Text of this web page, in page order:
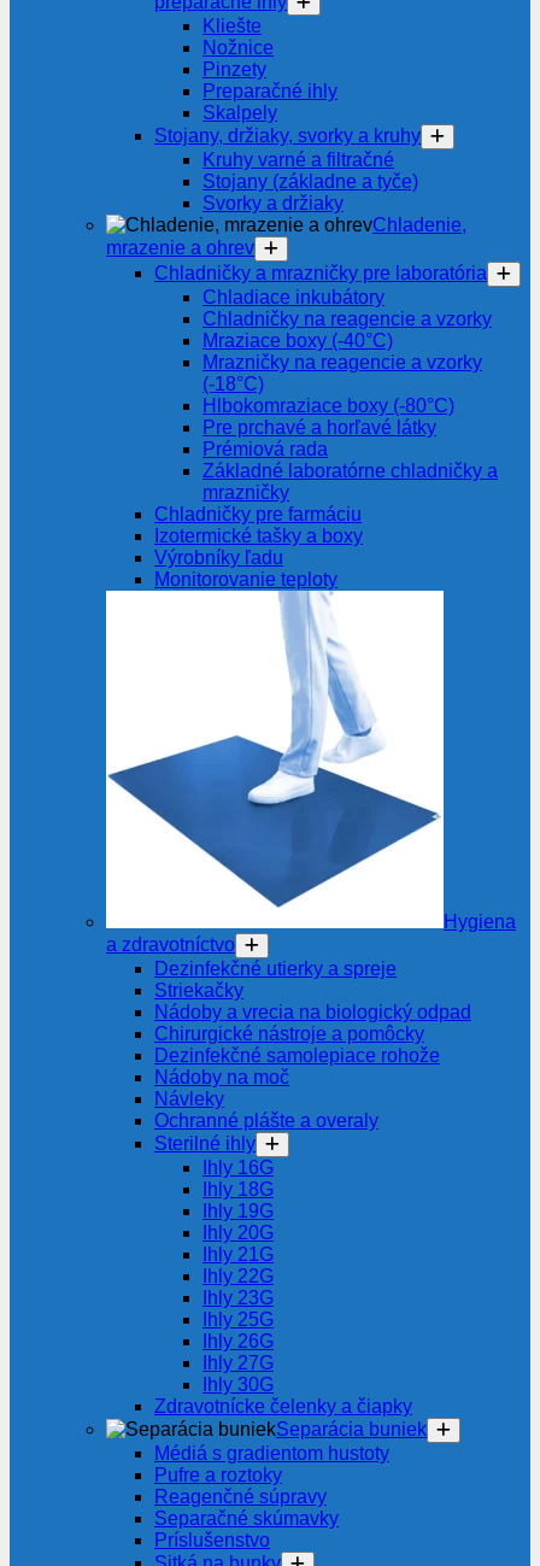
Kliešte
Nožnice
Pinzety
Preparačné ihly
Skalpely
Stojany, držiaky, svorky a kruhy
Kruhy varné a filtračné
Stojany (základne a tyče)
Svorky a držiaky
Chladenie,
mrazenie a ohrev
Chladničky a mrazničky pre laboratória
Chladiace inkubátory
Chladničky na reagencie a vzorky
Mraziace boxy (-40°C)
Mrazničky na reagencie a vzorky
(-18°C)
Hlbokomraziace boxy (-80°C)
Pre prchavé a horľavé látky
Prémiová rada
Základné laboratórne chladničky a
mrazničky
Chladničky pre farmáciu
Izotermické tašky a boxy
Výrobníky ľadu
Monitorovanie teploty
Hygiena
a zdravotníctvo
Dezinfekčné utierky a spreje
Striekačky
Nádoby a vrecia na biologický odpad
Chirurgické nástroje a pomôcky
Dezinfekčné samolepiace rohože
Nádoby na moč
Návleky
Ochranné plášte a overaly
Sterilné ihly
Ihly 16G
Ihly 18G
Ihly 19G
Ihly 20G
Ihly 21G
Ihly 22G
Ihly 23G
Ihly 25G
Ihly 26G
Ihly 27G
Ihly 30G
Zdravotnícke čelenky a čiapky
Separácia buniek
Médiá s gradientom hustoty
Pufre a roztoky
Reagenčné súpravy
Separačné skúmavky
Príslušenstvo